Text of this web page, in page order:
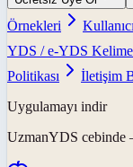
Örnekleri
YDS / e-YDS
Politikası
İletişim
Uygulamayı indir
UzmanYDS cebinde